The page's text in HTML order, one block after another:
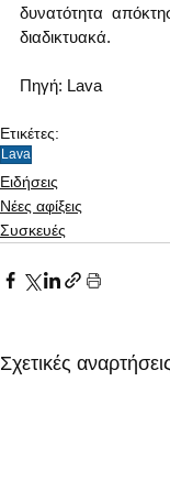
δυνατότητα
διαδικτυακά.
Πηγή: Lava
Ετικέτες:
Lava
Ειδήσεις
Νέες αφίξεις
Συσκευές
Σχετικές